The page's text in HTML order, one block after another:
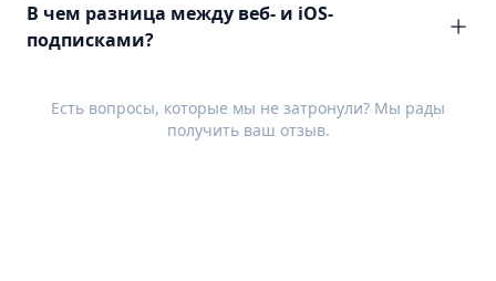
В чем разница между веб- и iOS-
подписками?
Есть вопросы, которые мы не затронули? Мы рады
получить ваш отзыв.